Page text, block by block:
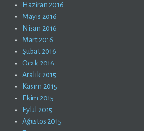
Haziran 2016
Mayıs 2016
Nisan 2016
Mart 2016
Şubat 2016
Ocak 2016
Aralık 2015
Kasım 2015
Ekim 2015
Eylül 2015
Ağustos 2015